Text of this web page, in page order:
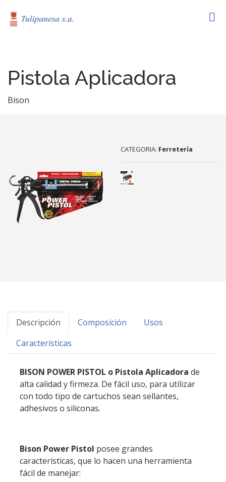
Pistola Aplicadora
Bison
CATEGORIA: Ferretería
Descripción Composición
Usos
Características
BISON POWER PISTOL o Pistola Aplicadora de
alta calidad y firmeza. De fácil uso, para utilizar
con todo tipo de cartuchos sean sellantes,
adhesivos o siliconas.
Bison Power Pistol posee grandes
características, que lo hacen una herramienta
fácil de manejar: